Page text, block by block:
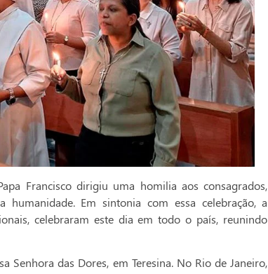
Francisco dirigiu uma homilia aos consagrados,
Em sintonia com essa celebração, a
celebraram este dia em todo o país, reunindo
Senhora das Dores, em Teresina. No Rio de Janeiro,